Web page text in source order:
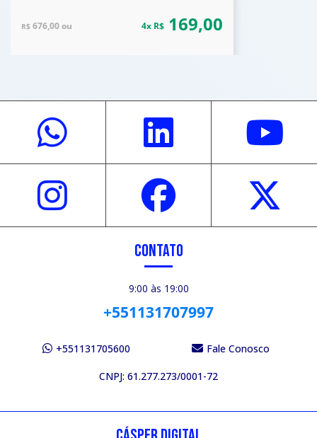
R$ 676,00 ou 4x R$ 169,00
CONTATO
9:00 às 19:00
+551131707997
+551131705600 Fale Conosco
CNPJ: 61.277.273/0001-72